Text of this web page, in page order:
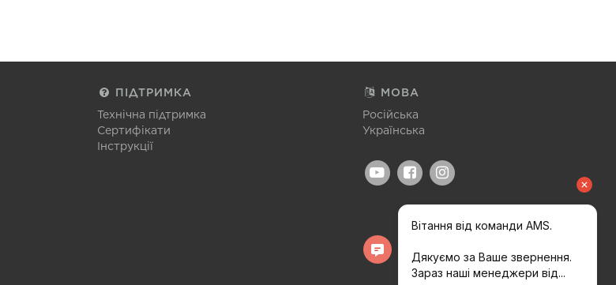
ПІДТРИМКА
Технічна підтримка
Сертифікати
Інструкції
МОВА
Російська
Українська